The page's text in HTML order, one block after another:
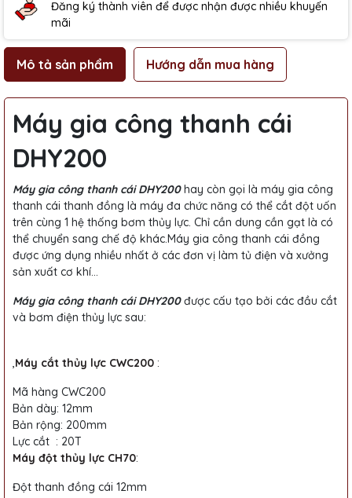
Đăng ký thành viên để được nhận được nhiều khuyến
mãi
Mô tả sản phẩm Hướng dẫn mua hàng
Máy gia công thanh cái
DHY200
Máy gia công thanh cái DHY200hay còn gọi là máy gia công
thanh cái thanh đồng là máy đa chức năng có thể cắt đột uốn
trên cùng 1 hệ thống bơm thủy lực. Chỉ cần dung cần gạt là có
thể chuyển sang chế độ khác.Máy gia công thanh cái đồng
được ứng dụng nhiều nhất ở các đơn vị làm tủ điện và xưởng
sản xuất cơ khí...
Máy gia công thanh cái DHY200được cấu tạo bởi các đầu cắt
và bơm điện thủy lực sau:
,Máy cắt thủy lực CWC200 :
Mã hàng CWC200
Bản dày: 12mm
Bản rộng: 200mm
Lực cắt : 20T
Máy đột thủy lực CH70:
Đột thanh đồng cái 12mm